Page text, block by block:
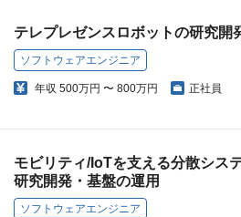
テレプレゼンスロボットの研究開
ソフトウェアエンジニア
年収 500万円 〜 800万円 正社員
モビリティ/IoTを支える分散シス
研究開発・基盤の運用
ソフトウェアエンジニア